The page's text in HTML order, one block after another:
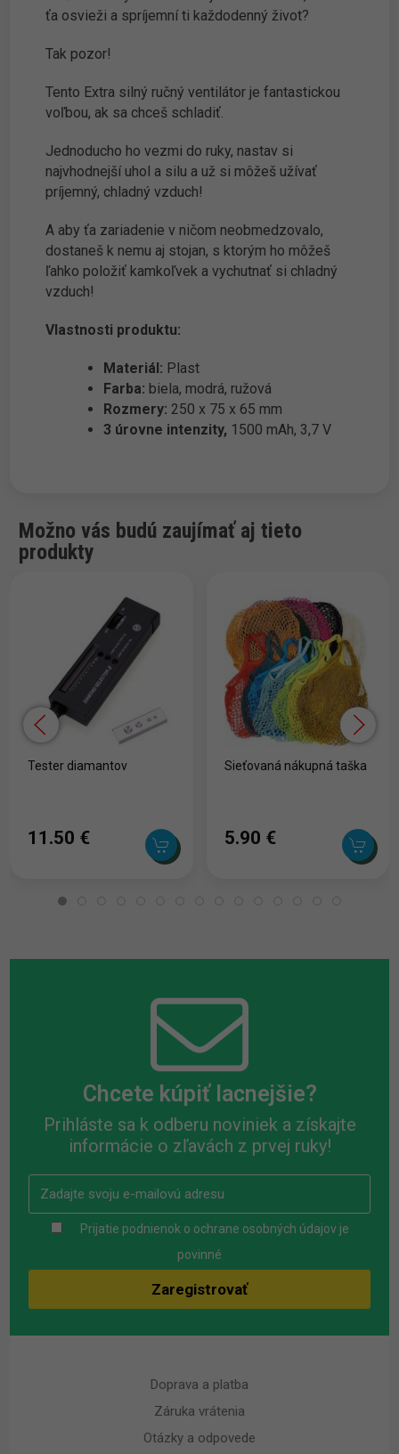
ťa osvieži a spríjemní ti každodenný život?
Tak pozor!
Tento Extra silný ručný ventilátor je fantastickou
voľbou, ak sa chceš schladiť.
Jednoducho ho vezmi do ruky, nastav si
najvhodnejší uhol a silu a už si môžeš užívať
príjemný, chladný vzduch!
A aby ťa zariadenie v ničom neobmedzovalo,
dostaneš k nemu aj stojan, s ktorým ho môžeš
ľahko položiť kamkoľvek a vychutnať si chladný
vzduch!
Vlastnosti produktu:
Materiál: Plast
Farba: biela, modrá, ružová
Rozmery: 250 x 75 x 65 mm
3 úrovne intenzity, 1500 mAh, 3,7 V
Možno vás budú zaujímať aj tieto
produkty
Tester diamantov
11.50 ‎€
Sieťovaná nákupná taška
5.90 ‎€
Chcete kúpiť lacnejšie?
Prihláste sa k odberu noviniek a získajte
informácie o zľavách z prvej ruky!
Prijatie podnienok o ochrane osobných údajov je
povinné
Doprava a platba
Záruka vrátenia
Otázky a odpovede